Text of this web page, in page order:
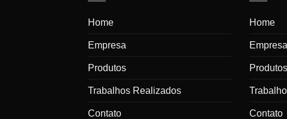
Home
Empresa
Produtos
Trabalhos Realizados
Contato
Home
Empresa
Produtos
Contato